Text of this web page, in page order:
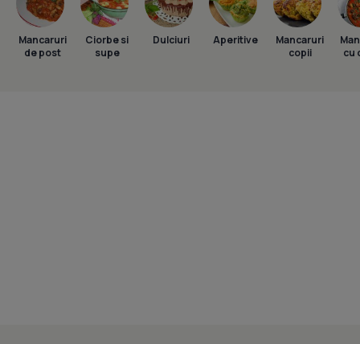
Mancaruri
de post
Ciorbe si
supe
Dulciuri Aperitive
Mancaruri
copii
cu